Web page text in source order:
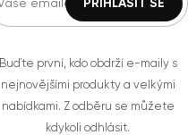
Buďte první, kdo obdrží e-maily s
nejnovějšími produkty a velkými
nabídkami. Z odběru se můžete
kdykoli odhlásit.